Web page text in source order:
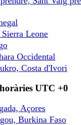
Leone
Occidental
Costa d'Ivori
horàries UTC +0
Açores
Burkina Faso